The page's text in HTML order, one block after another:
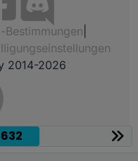
Bestimmungen
2014-2026